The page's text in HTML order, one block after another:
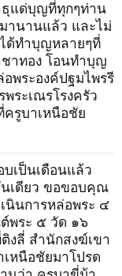
แด่บุญที่ทุกๆท่าน
านานแล้ว และไม่
ด้ทำบุญหลายๆที่
าทอง โอนทำบุญ
พระองค์ปฐมไพรรี
ระเณรโรงครัว
รูบาเหนือชัย
บเป็นเดือนแล้ว
นเดียว ขอขอบคุณ
นินการหล่อพระ ๔
พระ ๕ วัด ๑๖
งลี่ สำนักสงฆ์เขา
หนือชัยมาโปรด